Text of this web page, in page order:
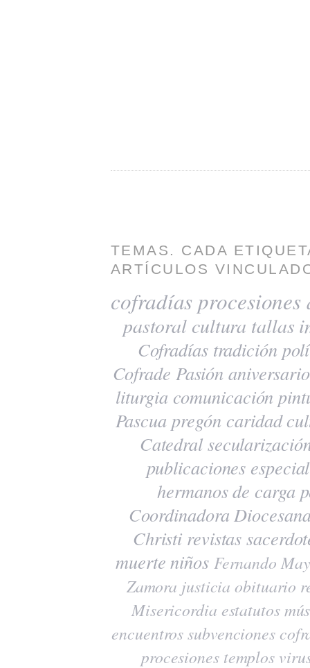
TEMAS. CADA
ARTÍCULOS
cofradías procesiones
pastoral cultura tallas
Cofradías tradición
Cofrade Pasión
liturgia comunicación
Pascua pregón caridad
Catedral
publicaciones
hermanos de carga
Coordinadora
Christi revistas
muerte niños Fernando
Zamora justicia obituario
Misericordia estatutos
encuentrossubvenciones
procesiones templos